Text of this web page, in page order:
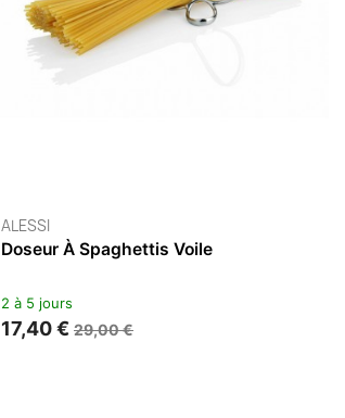
ALESSI
Ouvre-Noix Nut Splitter
2 à 5 jours
15,40 €22,00 €